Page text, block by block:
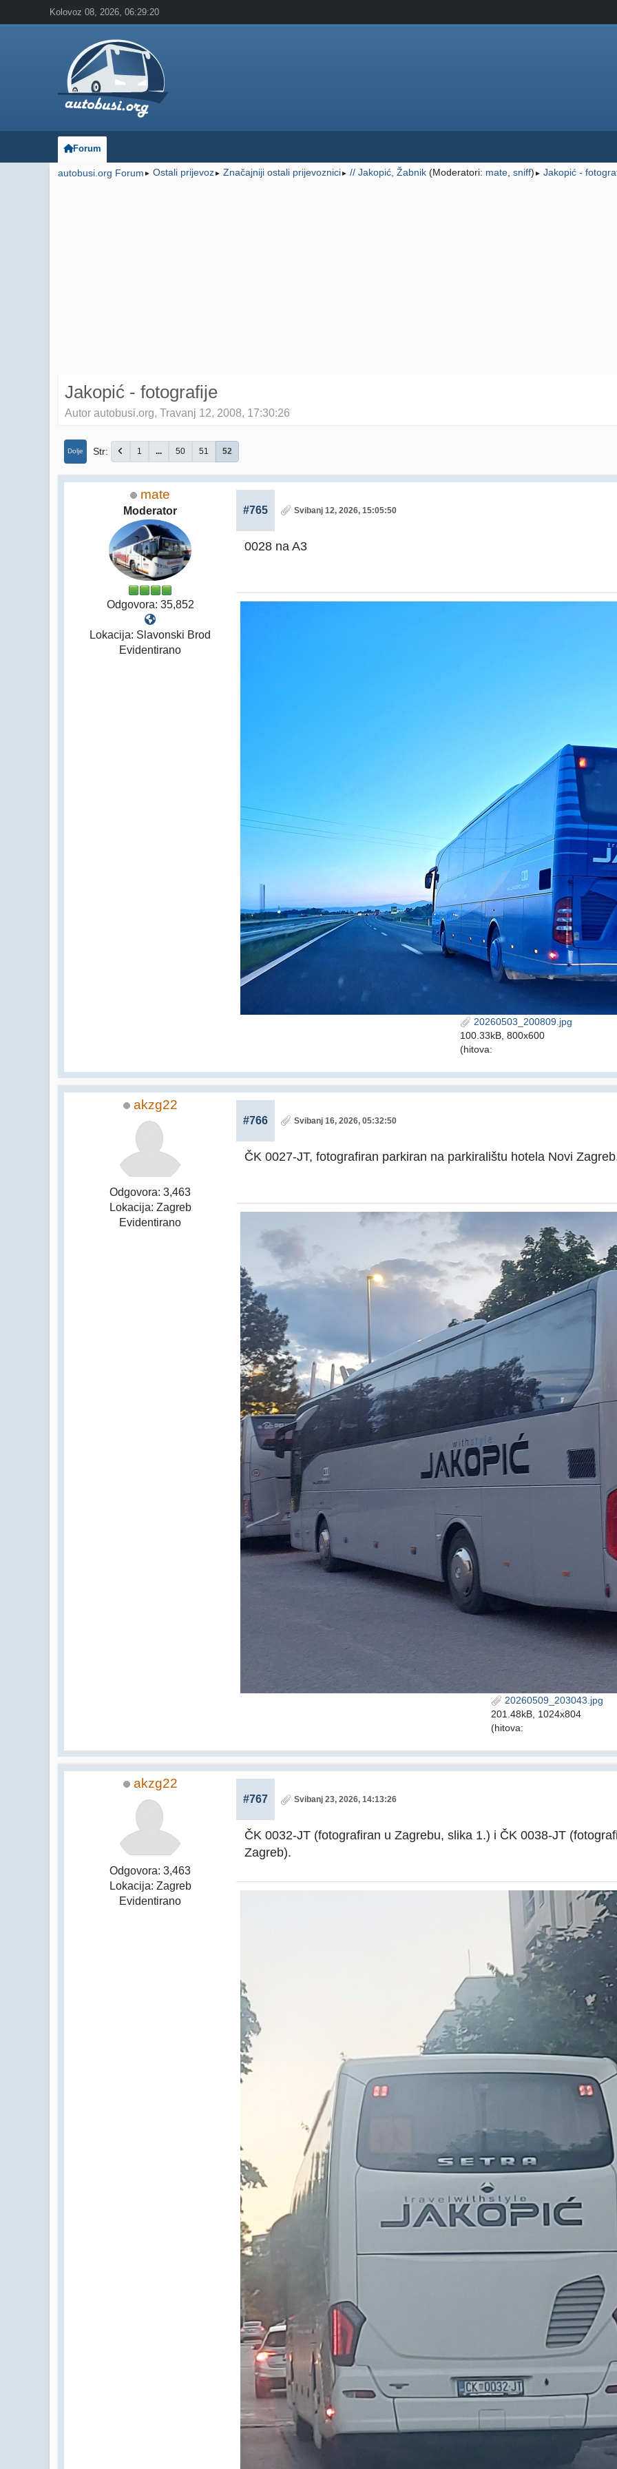
Kolovoz 08, 2026, 06:29:20
Forum
autobusi.org Forum ► Ostali prijevoz► Značajniji ostali prijevoznici► // Jakopić, Žabnik (Moderatori: mate sniff) ► Jakopić -
Jakopić - fotografije
Autor autobusi.org, Travanj 12, 2008, 17:30:26
Dolje Str 1 ... 50 51 52
mate
Moderator
Odgovora: 35,852
Lokacija: Slavonski Brod
Evidentirano
#765 Svibanj 12, 2026, 15:05:50
0028 na A3
20260503_200809.jpg
100.33kB, 800x600
(hitova:
akzg22
Odgovora: 3,463
Lokacija: Zagreb
Evidentirano
#766 Svibanj 16, 2026, 05:32:50
ČK 0027-JT, fotografiran parkiran na parkiralištu hotela Novi
20260509_203043.jpg
201.48kB, 1024x804
(hitova:
akzg22
Odgovora: 3,463
Lokacija: Zagreb
Evidentirano
#767 Svibanj 23, 2026, 14:13:26
ČK 0032-JT (fotografiran u Zagrebu, slika 1.) i ČK 0038-JT
Zagreb).